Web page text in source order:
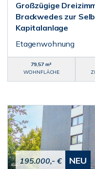
Großzügige
Brackwedes zur
Kapitalanlage
Etagenwohnung
79,57 m²
WOHNFLÄCHE
195.000,- € NEU